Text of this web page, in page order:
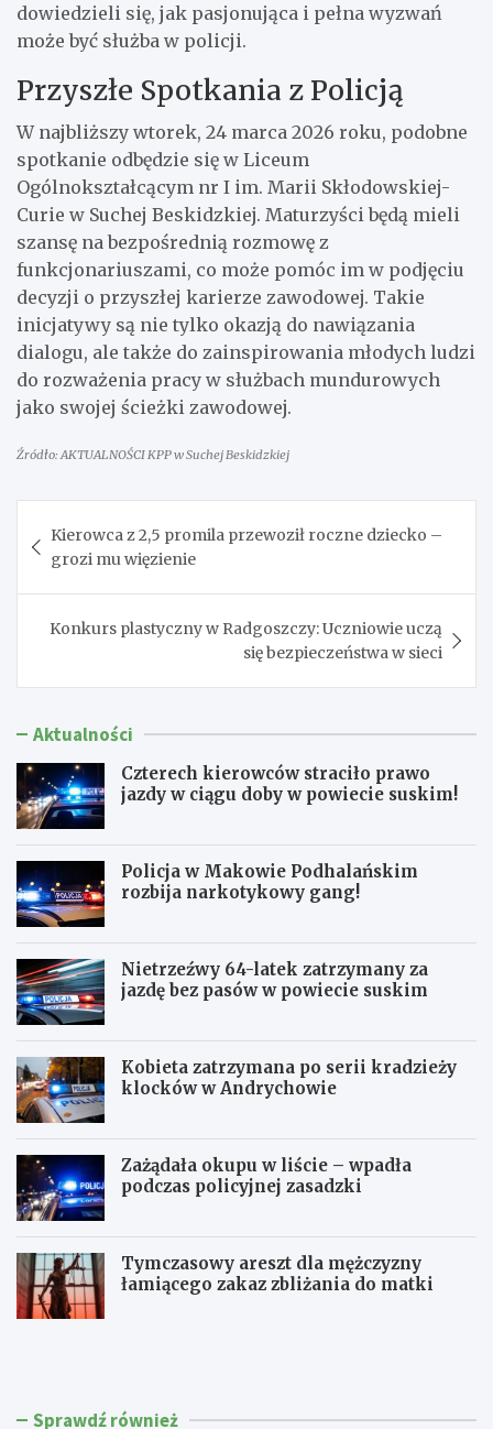
dowiedzieli się, jak pasjonująca i pełna wyzwań
może być służba w policji.
Przyszłe Spotkania z Policją
W najbliższy wtorek, 24 marca 2026 roku, podobne
spotkanie odbędzie się w Liceum
Ogólnokształcącym nr I im. Marii Skłodowskiej-
Curie w Suchej Beskidzkiej. Maturzyści będą mieli
szansę na bezpośrednią rozmowę z
funkcjonariuszami, co może pomóc im w podjęciu
decyzji o przyszłej karierze zawodowej. Takie
inicjatywy są nie tylko okazją do nawiązania
dialogu, ale także do zainspirowania młodych ludzi
do rozważenia pracy w służbach mundurowych
jako swojej ścieżki zawodowej.
Źródło: AKTUALNOŚCI KPP w Suchej Beskidzkiej
wpisu
Kierowca z 2,5 promila przewoził roczne dziecko –
grozi mu więzienie
Konkurs plastyczny w Radgoszczy: Uczniowie uczą
się bezpieczeństwa w sieci
Aktualności
Czterech kierowców straciło prawo
jazdy w ciągu doby w powiecie suskim!
Policja w Makowie Podhalańskim
rozbija narkotykowy gang!
Nietrzeźwy 64-latek zatrzymany za
jazdę bez pasów w powiecie suskim
Kobieta zatrzymana po serii kradzieży
klocków w Andrychowie
Zażądała okupu w liście – wpadła
podczas policyjnej zasadzki
Tymczasowy areszt dla mężczyzny
łamiącego zakaz zbliżania do matki
C
e
P
j Sprawdź również